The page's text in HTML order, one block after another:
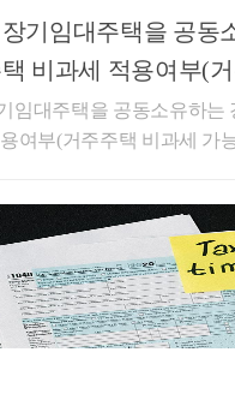
고 있는 임대주택의
조 제1항 단서의 규정
다른 목적의 건물이
는 「소득세법 시행령
의 임대를 개시한
임대주택의 소재지
계 및 판단
면-2022-법규재산-4083,
득한 후 해당 주택의 전 소
하여 실제 1년 6개월 이상
약은 「소득세법 시행령
임대차계약으로 볼 수 있
로 거주 및 임대보증금 제
주택 취득하면서 전소
월기존 임차인과 임대보
100분의 5를 초과하지 않
용 - 주택을 취득하면서 주
약을 체결한 경우,「소득
급 형태 등을 고려하여 대
.1.재화나 용역을 공급할 때
건 또는 공급대가의 결제방
따라 통상의 대가에서 일
는 장려금이나 이와 유사
따른 대손금액(貸損金額)은
아니한다.○부가가치세법 시
밖의 공급가액의 계산) ①법
대통령령으로 정하는 마일
의 구입실적에 따라 마일
이와 유사한 형태로 별도의
콘텐츠 필진- 한국경제필
스맥스 세무팀- ㈜현대중
무회계팀- 세무법인 넥스트
기임대주택을 공동
비과세 적용여부(
)
임대주택을 공동소유하는
여부(거주주택 비과세 가
함께 장기임대주택 임대
에 해당함회 신귀 서면질의
세대와 공동명의로 보유한
법 시행령｣ 제155조의3제1
춘 거주주택(A)을 국내에 소
세법 시행령｣ 제155조제
충족하고 거주주택(A)을 양